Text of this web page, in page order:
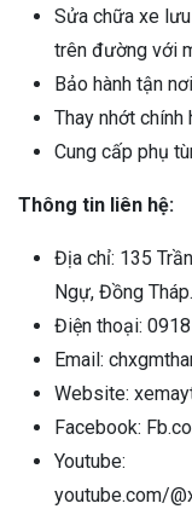
Sửa chữa xe
trên đường với
Bảo hành tận
Thay nhớt
Cung cấp phụ
Thông tin liên hệ:
Địa chỉ: 135
Ngự, Đồng Tháp.
Điện thoại:
Email:
Website:
Facebook:
Youtube:
youtube.com/